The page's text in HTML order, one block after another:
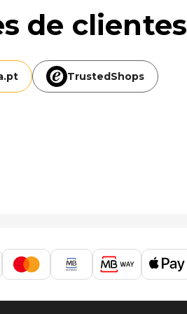
de clientes
pt TrustedShops